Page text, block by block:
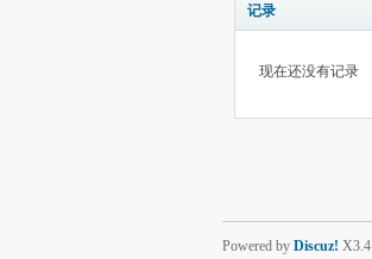
记录
现在还没有记录
Powered by Discuz! X3.4